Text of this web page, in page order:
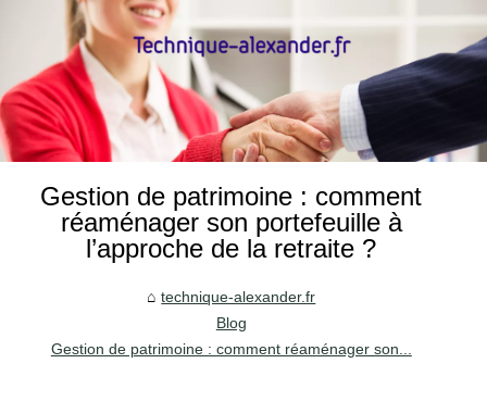
Gestion de patrimoine : comment
réaménager son portefeuille à
l’approche de la retraite ?
technique-alexander.fr
Blog
Gestion de patrimoine : comment réaménager son...